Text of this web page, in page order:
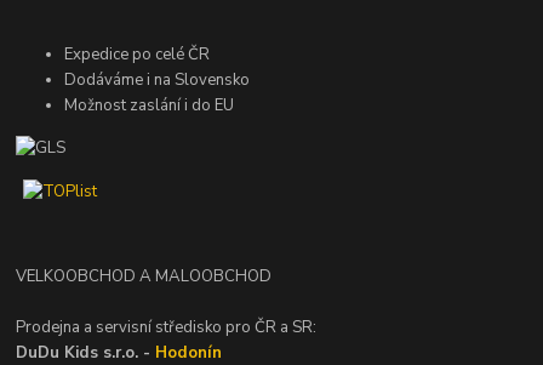
Expedice po celé ČR
Dodáváme i na Slovensko
Možnost zaslání i do EU
VELKOOBCHOD A MALOOBCHOD
Prodejna a servisní středisko pro ČR a SR:
DuDu Kids s.r.o. - Hodonín